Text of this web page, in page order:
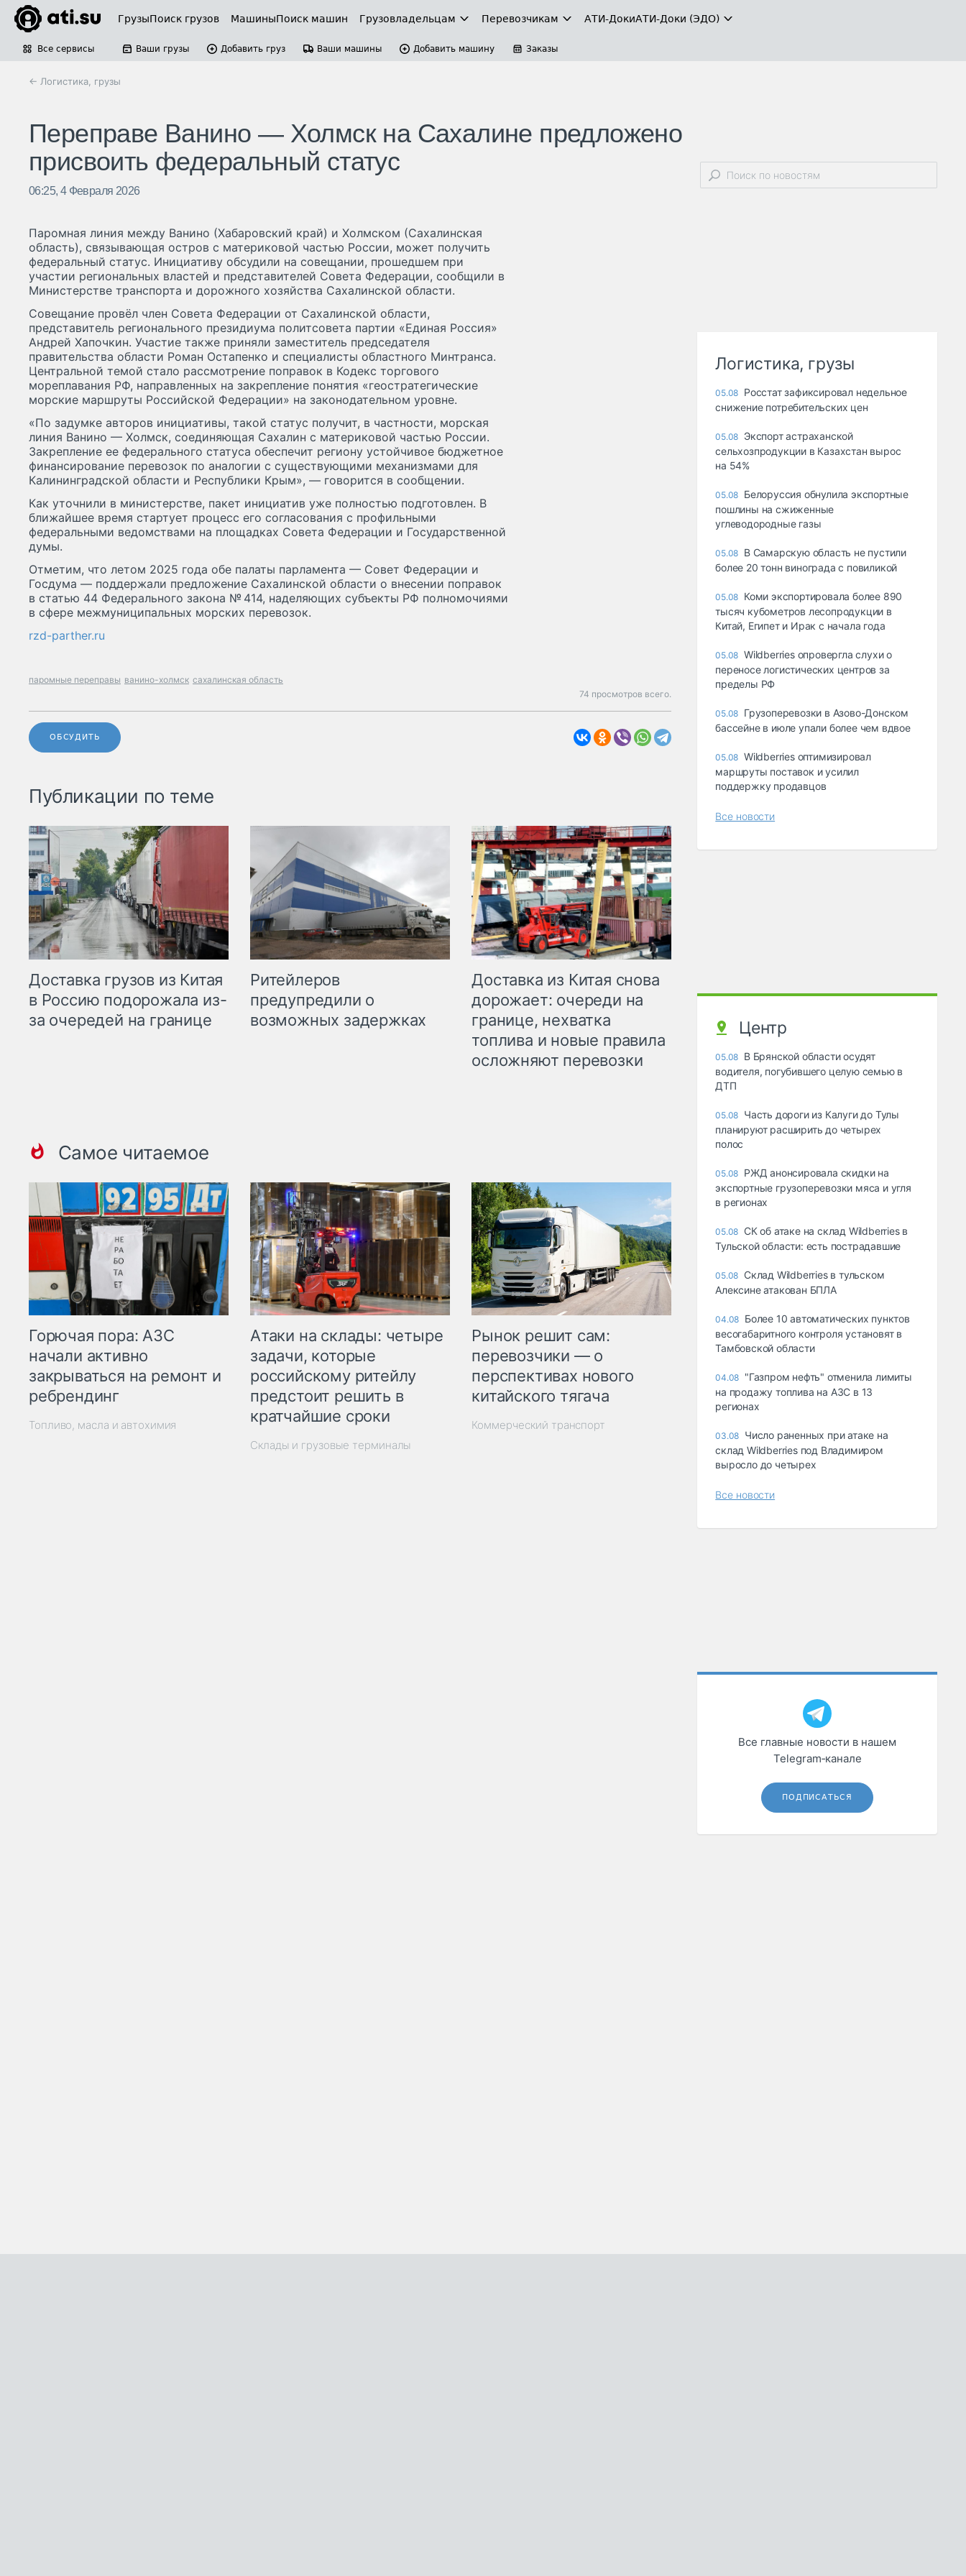
ГрузыПоиск грузов МашиныПоиск машин Грузовладельцам Перевозчикам АТИ-ДокиАТИ-Доки (ЭДО)
Все сервисы Ваши грузы Добавить груз Ваши машины Добавить машину Заказы
← Логистика, грузы
Переправе Ванино — Холмск на Сахалине предложено
присвоить федеральный статус
06:25, 4 Февраля 2026
Паромная линия между Ванино (Хабаровский край) и Холмском (Сахалинская
область), связывающая остров с материковой частью России, может получить
федеральный статус. Инициативу обсудили на совещании, прошедшем при
участии региональных властей и представителей Совета Федерации, сообщили в
Министерстве транспорта и дорожного хозяйства Сахалинской области.
Совещание провёл член Совета Федерации от Сахалинской области,
представитель регионального президиума политсовета партии «Единая Россия»
Андрей Хапочкин. Участие также приняли заместитель председателя
правительства области Роман Остапенко и специалисты областного Минтранса.
Центральной темой стало рассмотрение поправок в Кодекс торгового
мореплавания РФ, направленных на закрепление понятия «геостратегические
морские маршруты Российской Федерации» на законодательном уровне.
«По задумке авторов инициативы, такой статус получит, в частности, морская
линия Ванино — Холмск, соединяющая Сахалин с материковой частью России.
Закрепление ее федерального статуса обеспечит региону устойчивое бюджетное
финансирование перевозок по аналогии с существующими механизмами для
Калининградской области и Республики Крым», — говорится в сообщении.
Как уточнили в министерстве, пакет инициатив уже полностью подготовлен. В
ближайшее время стартует процесс его согласования с профильными
федеральными ведомствами на площадках Совета Федерации и Государственной
думы.
Отметим, что летом 2025 года обе палаты парламента — Совет Федерации и
Госдума — поддержали предложение Сахалинской области о внесении поправок
в статью 44 Федерального закона № 414, наделяющих субъекты РФ полномочиями
в сфере межмуниципальных морских перевозок.
rzd-parther.ru
паромные переправы ванино-холмск сахалинская область
74 просмотров всего.
ОБСУДИТЬ
Публикации по теме
Доставка грузов из Китая
в Россию подорожала из-
за очередей на границе
Ритейлеров
предупредили о
возможных задержках
Доставка из Китая снова
дорожает: очереди на
границе, нехватка
топлива и новые правила
осложняют перевозки
Самое читаемое
Горючая пора: АЗС
начали активно
закрываться на ремонт и
ребрендинг
Топливо, масла и автохимия
Атаки на склады: четыре
задачи, которые
российскому ритейлу
предстоит решить в
кратчайшие сроки
Склады и грузовые терминалы
Рынок решит сам:
перевозчики — о
перспективах нового
китайского тягача
Коммерческий транспорт
Логистика, грузы
05.08 Росстат зафиксировал недельное
снижение потребительских цен
05.08 Экспорт астраханской
сельхозпродукции в Казахстан вырос
на 54%
05.08 Белоруссия обнулила экспортные
пошлины на сжиженные
углеводородные газы
05.08 В Самарскую область не пустили
более 20 тонн винограда с повиликой
05.08 Коми экспортировала более 890
тысяч кубометров лесопродукции в
Китай, Египет и Ирак с начала года
05.08 Wildberries опровергла слухи о
переносе логистических центров за
пределы РФ
05.08 Грузоперевозки в Азово-Донском
бассейне в июле упали более чем вдвое
05.08 Wildberries оптимизировал
маршруты поставок и усилил
поддержку продавцов
Все новости
Центр
05.08 В Брянской области осудят
водителя, погубившего целую семью в
ДТП
05.08 Часть дороги из Калуги до Тулы
планируют расширить до четырех
полос
05.08 РЖД анонсировала скидки на
экспортные грузоперевозки мяса и угля
в регионах
05.08 СК об атаке на склад Wildberries в
Тульской области: есть пострадавшие
05.08 Склад Wildberries в тульском
Алексине атакован БПЛА
04.08 Более 10 автоматических пунктов
весогабаритного контроля установят в
Тамбовской области
04.08 "Газпром нефть" отменила лимиты
на продажу топлива на АЗС в 13
регионах
03.08 Число раненных при атаке на
склад Wildberries под Владимиром
выросло до четырех
Все новости
Все главные новости в нашем
Telegram‑канале
ПОДПИСАТЬСЯ